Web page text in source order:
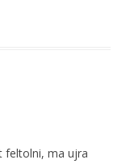
feltolni, ma ujra